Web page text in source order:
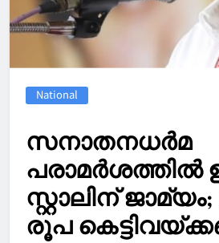
National
സനാതനധര്‍മ
പരാമര്‍ശത്തില്‍
സ്റ്റാലിന്
രൂപ